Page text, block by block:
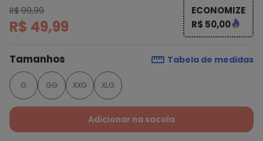
R$ 99,99
R$ 49,99
ECONOMIZE
R$ 50,00
Tamanhos Tabela de medidas
G GG XXG XLG
Adicionar na sacola